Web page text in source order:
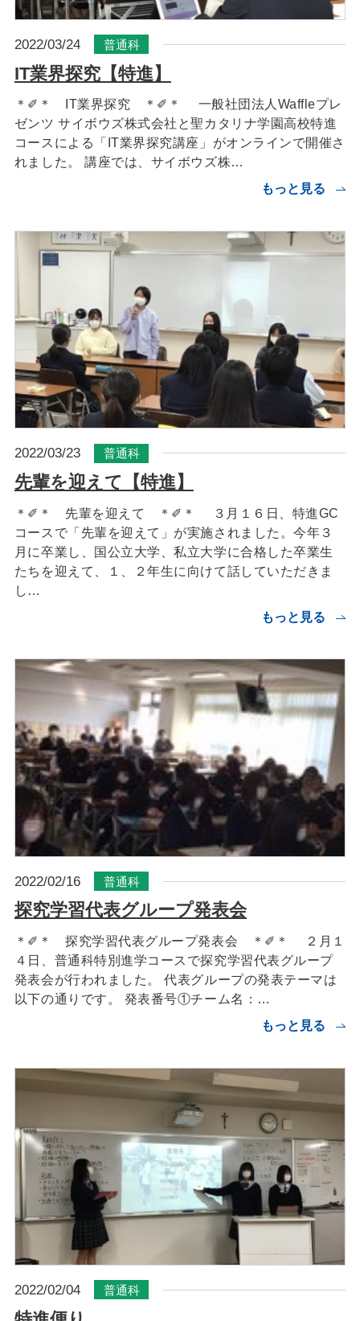
2022/03/24 普通科
IT業界探究【特進】
＊✐＊ IT業界探究 ＊✐＊ 一般社団法人Waffleプレ
ゼンツ サイボウズ株式会社と聖カタリナ学園高校特進
コースによる「IT業界探究講座」がオンラインで開催さ
れました。 講座では、サイボウズ株…
もっと見る
2022/03/23 普通科
先輩を迎えて【特進】
＊✐＊ 先輩を迎えて ＊✐＊ ３月１６日、特進GC
コースで「先輩を迎えて」が実施されました。今年３
月に卒業し、国公立大学、私立大学に合格した卒業生
たちを迎えて、１、２年生に向けて話していただきま
し…
もっと見る
2022/02/16 普通科
探究学習代表グループ発表会
＊✐＊ 探究学習代表グループ発表会 ＊✐＊ ２月１
４日、普通科特別進学コースで探究学習代表グループ
発表会が行われました。 代表グループの発表テーマは
以下の通りです。 発表番号①チーム名：…
もっと見る
2022/02/04 普通科